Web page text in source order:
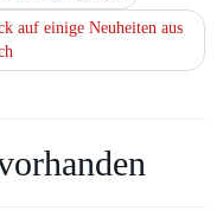
auf einige Neuheiten aus